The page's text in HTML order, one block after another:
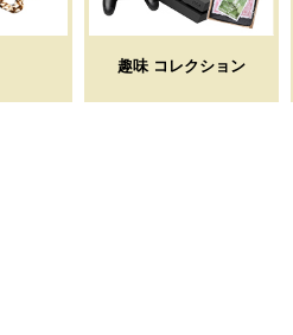
趣味 コレクション